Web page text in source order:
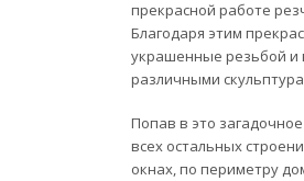
прекрасной работе
Благодаря этим
украшенные резьбой и
различными
Попав в это
всех остальных
окнах, по периметру